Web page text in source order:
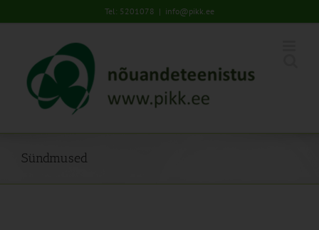
to
Tel: 5201078 | info@pikk.ee
Sündmused